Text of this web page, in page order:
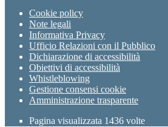
Cookie policy
Note legali
Informativa Privacy
Ufficio Relazioni con il Pubblico
Dichiarazione di accessibilità
Obiettivi di accessibilità
Whistleblowing
Gestione consensi cookie
Amministrazione trasparente
Pagina visualizzata 1436 volte